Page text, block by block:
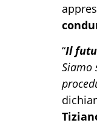
“Il
Siamo